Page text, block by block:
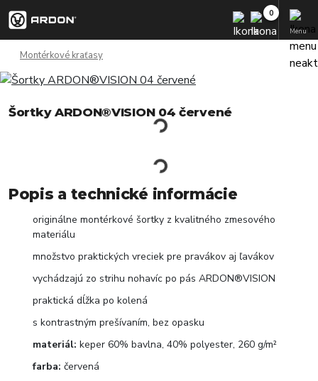
Menu
Montérkové kraťasy
Šortky ARDON®VISION 04 červené
Popis a technické informácie
originálne montérkové šortky z kvalitného zmesového
materiálu
množstvo praktických vreciek pre pravákov aj ľavákov
vychádzajú zo strihu nohavíc po pás ARDON®VISION
praktická dĺžka po kolená
s kontrastným prešívaním, bez opasku
materiál: keper 60% bavlna, 40% polyester, 260 g/m²
farba: červená